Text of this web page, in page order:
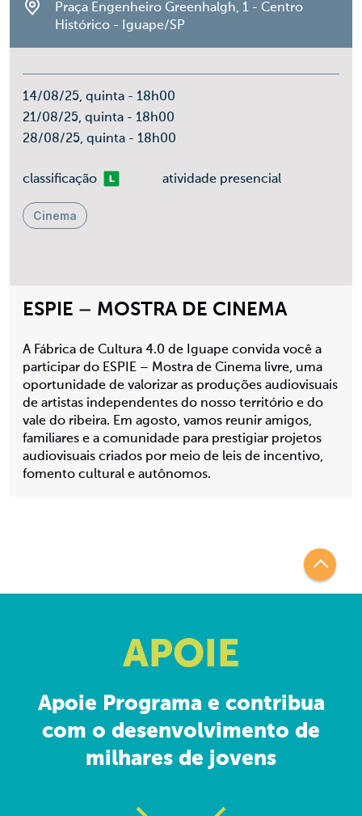
ESPIE – MOSTRA DE CINEMA
A Fábrica de Cultura 4.0 de Iguape convida você a
participar do ESPIE – Mostra de Cinema livre, uma
oportunidade de valorizar as produções audiovisuais
de artistas independentes do nosso território e do
vale do ribeira. Em agosto, vamos reunir amigos,
familiares e a comunidade para prestigiar projetos
audiovisuais criados por meio de leis de incentivo,
fomento cultural e autônomos.
Praça Engenheiro Greenhalgh, 1 - Centro
Histórico - Iguape/SP
14/08/25, quinta - 18h00
21/08/25, quinta - 18h00
28/08/25, quinta - 18h00
classificaçãoLivre atividade presencial
Cinema
APOIE
Apoie Programa e contribua
com o desenvolvimento de
milhares de jovens